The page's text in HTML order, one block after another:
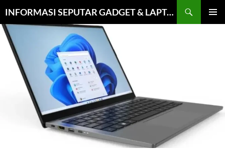
INFORMASI SEPUTAR GADGET & LAPTOP TERPERCAYA
KE
ISI